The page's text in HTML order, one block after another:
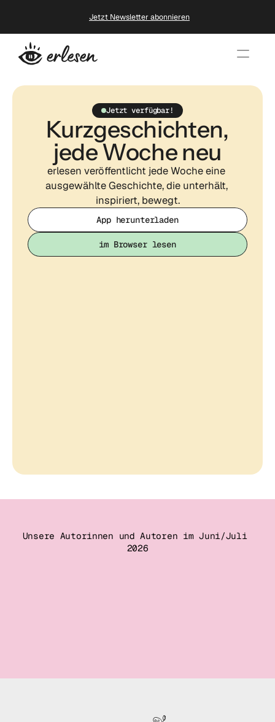
Jetzt Newsletter abonnieren
Jetzt verfügbar!
Kurzgeschichten,
jede Woche neu
erlesen veröffentlicht jede Woche eine
ausgewählte Geschichte, die unterhält,
inspiriert, bewegt.
App herunterladen
App herunterladen
App herunterladen
im Browser lesen
im Browser lesen
im Browser lesen
Unsere Autorinnen und Autoren im Juni/Juli
2026